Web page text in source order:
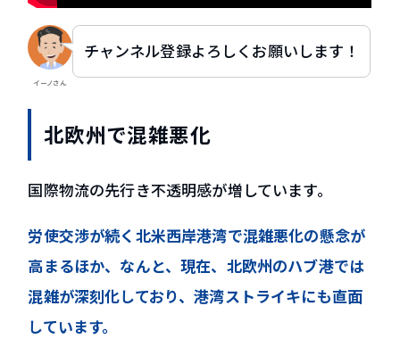
イーノさん
チャンネル登録よろしくお願いします！
北欧州で混雑悪化
国際物流の先行き不透明感が増しています。
労使交渉が続く北米西岸港湾で混雑悪化の懸念が
高まるほか、なんと、現在、北欧州のハブ港では
混雑が深刻化しており、港湾ストライキにも直面
しています。